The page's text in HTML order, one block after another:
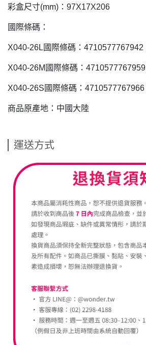
彩盒尺寸(mm)：97X17X206
國際條碼：
X040-26L國際條碼：4710577767942
X040-26M國際條碼：4710577767959
X040-26S國際條碼：4710577767966
商品原產地：中國大陸
運送方式